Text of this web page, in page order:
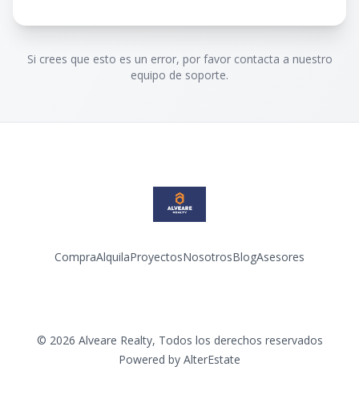
Si crees que esto es un error, por favor contacta a nuestro
equipo de soporte.
CompraAlquilaProyectosNosotrosBlogAsesores
© 2026 Alveare Realty, Todos los derechos reservados
Powered by AlterEstate